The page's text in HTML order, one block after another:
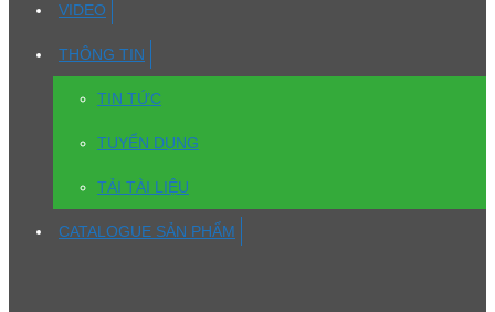
VIDEO
THÔNG TIN
TIN TỨC
TUYỂN DỤNG
TẢI TÀI LIỆU
CATALOGUE SẢN PHẨM